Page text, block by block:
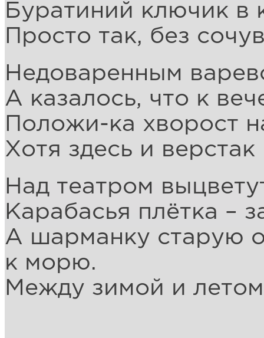
Буратиний ключик в
Просто так, без
Недоваренным
А казалось, что к
Положи-ка хворост
Хотя здесь и
Над театром
Карабасья плётка –
А шарманку старую
к морю.
Между зимой и